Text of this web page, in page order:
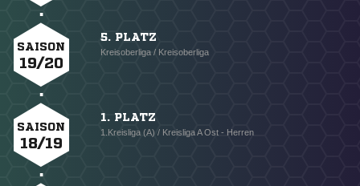
SAISON
19/20
5. PLATZ
Kreisoberliga / Kreisoberliga
SAISON
18/19
1. PLATZ
1.Kreisliga (A) / Kreisliga A Ost - Herren